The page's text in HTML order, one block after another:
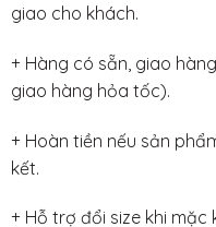
giao cho khách.
+ Hàng có sẵn, giao
giao hàng hỏa tốc).
+ Hoàn tiền nếu sản
kết.
+ Hỗ trợ đổi size khi mặc